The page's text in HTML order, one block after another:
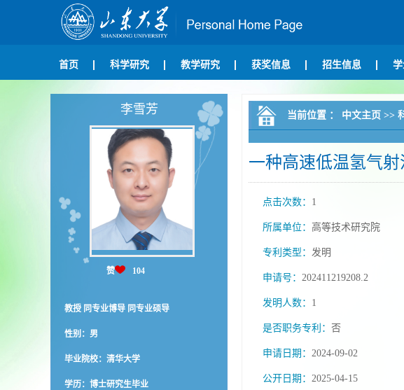
首页 科学研究 教学研究 获奖信息 招生信息
李雪芳
赞 104
教授 同专业博导 同专业硕导
性别：男
毕业院校：清华大学
学历：博士研究生毕业
当前位置 ： 中文主页 >>
一种高速低温氢气
点击次数： 1
所属单位： 高等技术研究院
专利类型： 发明
申请号： 202411219208.2
发明人数： 1
是否职务专利： 否
申请日期： 2024-09-02
公开日期： 2025-04-15